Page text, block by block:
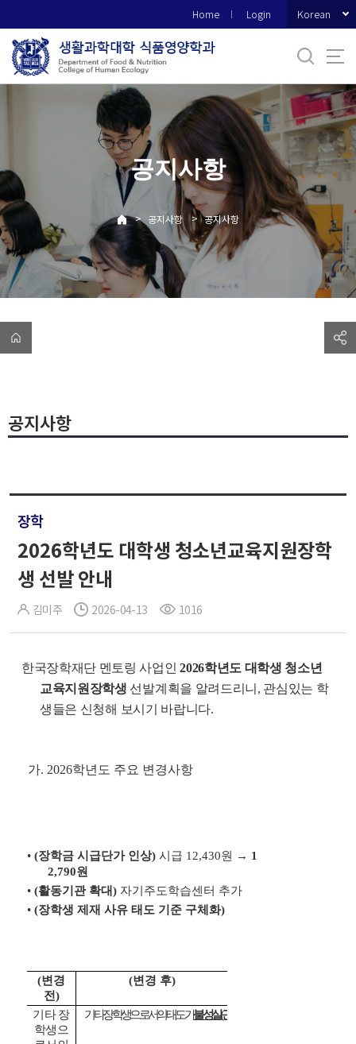
로
메
Home Login Korean
공지사항
> 공지사항 > 공지사항
공지사항
장학
2026학년도 대학생 청소년교육지원장학
생 선발 안내
김미주 2026-04-13 1016
한국장학재단 멘토링 사업인2026학년도 대학생 청소년
교육지원장학생 선발계획을 알려드리니, 관심있는 학
생들은 신청해 보시기 바랍니다.
가. 2026학년도 주요 변경사항
• (장학금 시급단가 인상) 시급 12,430원 → 1
2,790원
• (활동기관 확대) 자기주도학습센터 추가
• (장학생 제재 사유 태도 기준 구체화)
(변경
전)
(변경 후)
기타 장
학생으
기타 장학생으로서의 태도가 불성실(근태 및 업무태도 불량